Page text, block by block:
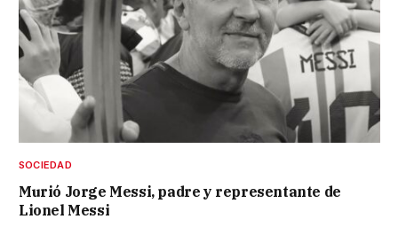
SOCIEDAD
Murió Jorge Messi, padre y representante de
Lionel Messi